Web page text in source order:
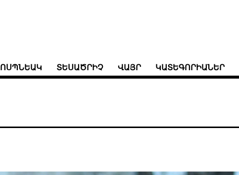
ՈՍՊՆԵԱԿ ՏԵՍԱԾՐԻՉ ՎԱՅՐ ԿԱՏԵԳՈՐԻԱՆԵՐ